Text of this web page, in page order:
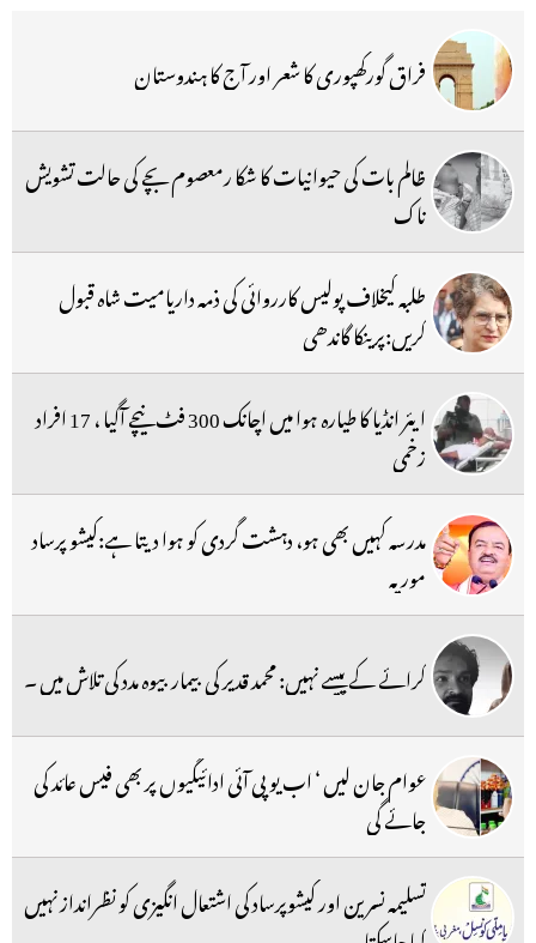
فراق گورکھپوری کا شعر اور آج کا ہندوستان
ظالم بات کی حیوانیات کا شکا رمعصوم بچے کی حالت تشویش
ناک
طلبہ کیخلاف پولیس کارروائی کی ذمہ داریامیت شاہ قبول
کریں:پرینکا گاندھی
ایئر انڈیا کا طیارہ ہوا میں اچانک 300 فٹ نیچے آگیا ، 17 افراد
زخمی
مدرسہ کہیں بھی ہو، دہشت گردی کو ہوا دیتا ہے:کیشو پرساد
موریہ
کرائے کے پیسے نہیں: محمد قدیر کی بیمار بیوہ مدد کی تلاش میں ۔
عوام جان لیں ‘ اب یو پی آئی ادائیگیوں پر بھی فیس عائد کی
جائے گی
تسلیمہ نسرین اور کیشوپرساد کی اشتعال انگیزی کو نظرانداز نہیں